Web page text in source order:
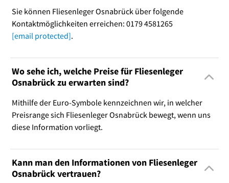
Sie können Fliesenleger Osnabrück über folgende
Kontaktmöglichkeiten erreichen: 0179 4581265
[email protected].
Wo sehe ich, welche Preise für Fliesenleger
Osnabrück zu erwarten sind?
Mithilfe der Euro-Symbole kennzeichnen wir, in welcher
Preisrange sich Fliesenleger Osnabrück bewegt, wenn uns
diese Information vorliegt.
Kann man den Informationen von Fliesenleger
Osnabrück vertrauen?